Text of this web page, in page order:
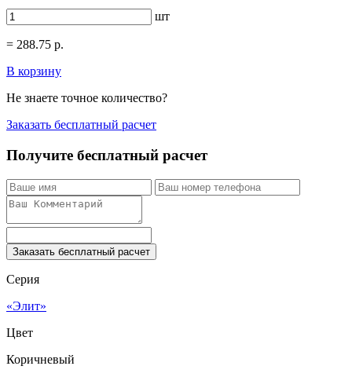
шт
= 288.75 р.
В корзину
Не знаете точное количество?
Заказать бесплатный расчет
Получите бесплатный расчет
Заказать бесплатный расчет
Серия
«Элит»
Цвет
Коричневый